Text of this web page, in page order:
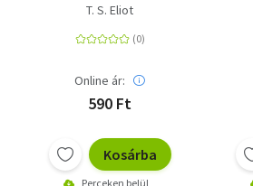
T. S. Eliot
Online ár:
590 Ft
Kosárba
Perceken belül